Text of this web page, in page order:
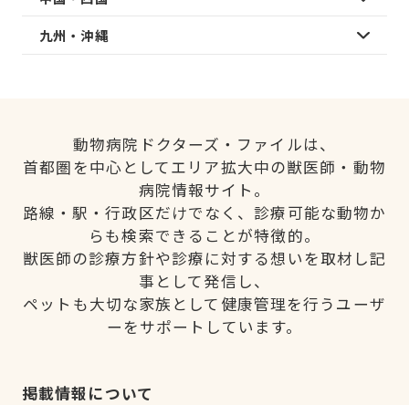
九州・沖縄
動物病院ドクターズ・ファイルは、
首都圏を中心としてエリア拡大中の獣医師・動物
病院情報サイト。
路線・駅・行政区だけでなく、診療可能な動物か
らも検索できることが特徴的。
獣医師の診療方針や診療に対する想いを取材し記
事として発信し、
ペットも大切な家族として健康管理を行うユーザ
ーをサポートしています。
掲載情報について